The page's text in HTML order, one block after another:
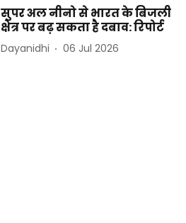
सुपर अल नीनो से भारत के बिजली
क्षेत्र पर बढ़ सकता है दबाव: रिपोर्ट
Dayanidhi 06 Jul 2026